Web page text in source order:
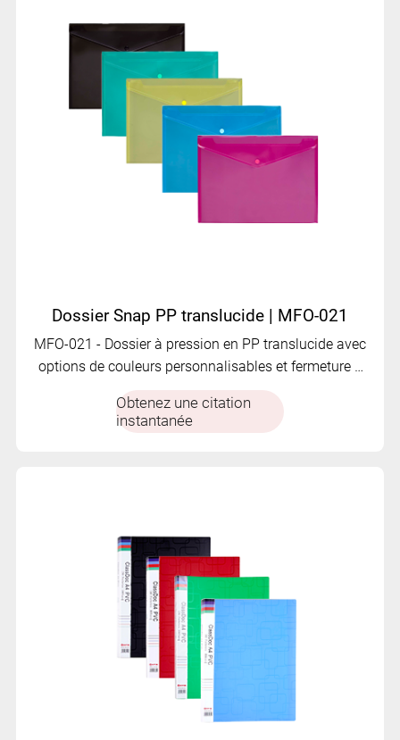
Dossier Snap PP translucide | MFO-021
MFO-021 - Dossier à pression en PP translucide avec
options de couleurs personnalisables et fermeture à
stockage de documents au quotidien.
Obtenez une citation
instantanée